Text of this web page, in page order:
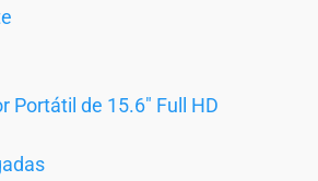
Portátil de 15.6″ Full HD